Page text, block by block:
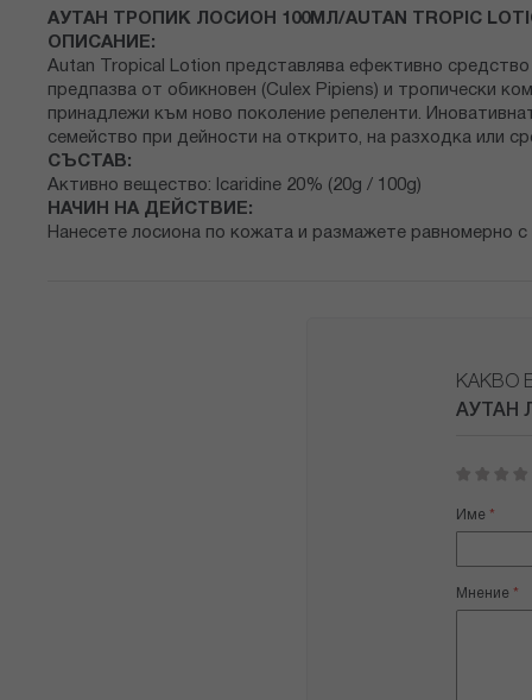
АУТАН ТРОПИК ЛОСИОН 100МЛ /AUTAN TROPIC
ОПИСАНИЕ:
Autan Tropical Lotion представлява ефективно
предпазва от обикновен (Culex Pipiens) и тропически
принадлежи към ново поколение репеленти.
семейство при дейности на открито, на разходка или
СЪСТАВ:
Активно вещество: Icaridine 20% (20g / 100g)
НАЧИН НА ДЕЙСТВИЕ:
Нанесете лосиона по кожата и размажете равномерно
КАКВО
АУТАН
star
stars
stars
stars
stars
Име
Мнение